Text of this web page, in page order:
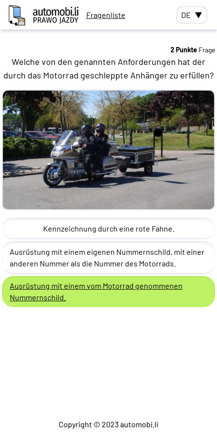
Fragenliste DE ▼
2 Punkte Frage
Welche von den genannten Anforderungen hat der
durch das Motorrad geschleppte Anhänger zu erfüllen?
Kennzeichnung durch eine rote Fahne.
Ausrüstung mit einem eigenen Nummernschild, mit einer
anderen Nummer als die Nummer des Motorrads.
Ausrüstung mit einem vom Motorrad genommenen
Nummernschild.
Copyright © 2023 automobi.li